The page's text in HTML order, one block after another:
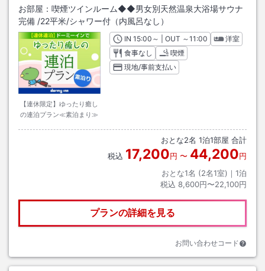
お部屋： 喫煙ツインルーム◆◆男女別天然温泉大浴場サウナ
完備 /22平米/シャワー付（内風呂なし）
【連休限定】ゆったり癒し
の連泊プラン≪素泊まり≫
INチェックイン
15:00 ～ | OUT チェックアウト
～11:00
洋室
食事なし
喫煙
現地/事前支払い
おとな2名 1泊1部屋 合計
税込 17,200円 〜 44,200円
おとな1名 (2名1室)｜ 1泊
税込 8,600円〜22,100円
プランの詳細を見る
お問い合わせコード